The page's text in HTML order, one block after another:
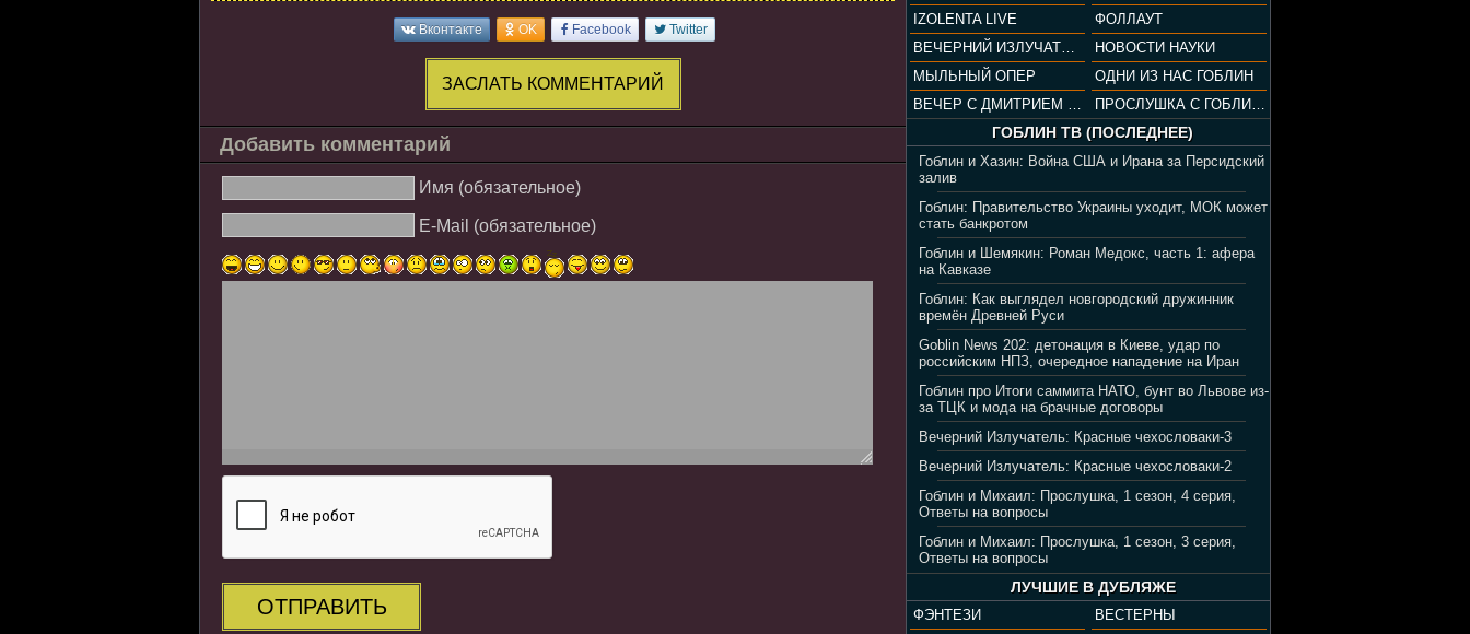
IZOLENTA LIVE
ФОЛЛАУТ
ВЕЧЕРНИЙ ИЗЛУЧАТЕЛЬ
НОВОСТИ НАУКИ
МЫЛЬНЫЙ ОПЕР
ОДНИ ИЗ НАС ГОБЛИН
ВЕЧЕР С ДМИТРИЕМ ПУЧКОВЫМ
ПРОСЛУШКА С ГОБЛИНОМ
ГОБЛИН ТВ (ПОСЛЕДНЕЕ)
Гоблин и Хазин: Война США и Ирана за Персидский
залив
Гоблин: Правительство Украины уходит, МОК может
стать банкротом
Гоблин и Шемякин: Роман Медокс, часть 1: афера
на Кавказе
Гоблин: Как выглядел новгородский дружинник
времён Древней Руси
Goblin News 202: детонация в Киеве, удар по
российским НПЗ, очередное нападение на Иран
Гоблин про Итоги саммита НАТО, бунт во Львове из-
за ТЦК и мода на брачные договоры
Вечерний Излучатель: Красные чехословаки-3
Вечерний Излучатель: Красные чехословаки-2
Гоблин и Михаил: Прослушка, 1 сезон, 4 серия,
Ответы на вопросы
Гоблин и Михаил: Прослушка, 1 сезон, 3 серия,
Ответы на вопросы
ЛУЧШИЕ В ДУБЛЯЖЕ
ФЭНТЕЗИ
ВЕСТЕРНЫ
Вконтакте OK Facebook Twitter
ЗАСЛАТЬ КОММЕНТАРИЙ
Добавить комментарий
Имя (обязательное)
E-Mail (обязательное)
ОТПРАВИТЬ